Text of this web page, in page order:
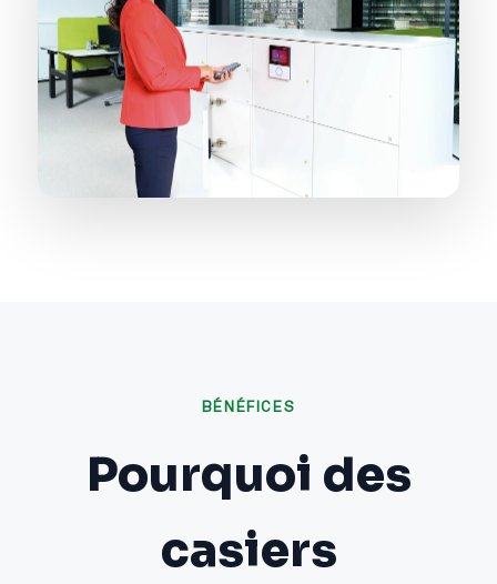
BÉNÉFICES
Pourquoi des
casiers